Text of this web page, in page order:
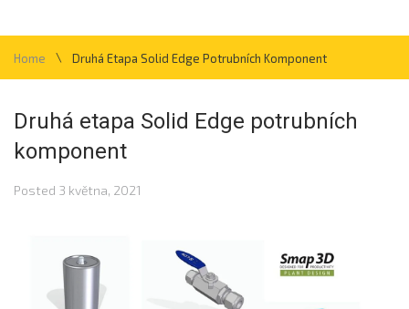
Home \ Druhá Etapa Solid Edge Potrubních Komponent
Druhá etapa Solid Edge potrubních
komponent
Posted 3 května, 2021